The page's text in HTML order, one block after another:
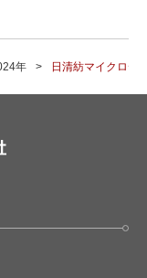
年 日清紡マイクロデ